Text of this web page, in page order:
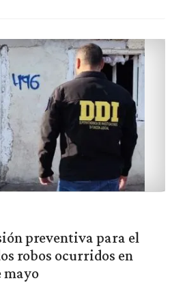
preventiva para el
robos ocurridos en
mayo